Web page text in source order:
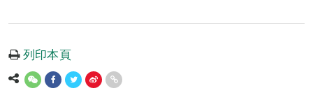
列印本頁